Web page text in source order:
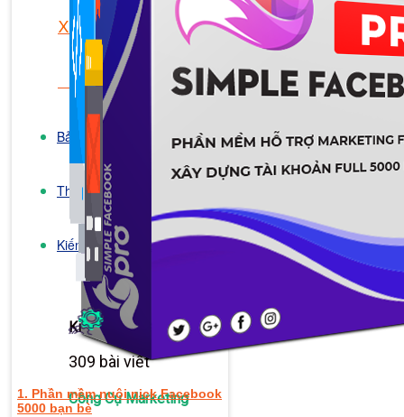
Kiến Thức Website
309 bài viết
Xem thêm phần mềm khác
Xem thêm phần mềm khác
Bảng Giá
Thanh Toán
Kiến Thức Marketing
Công Cụ Marketing
1. Phần mềm nuôi nick Facebook
5000 bạn bè